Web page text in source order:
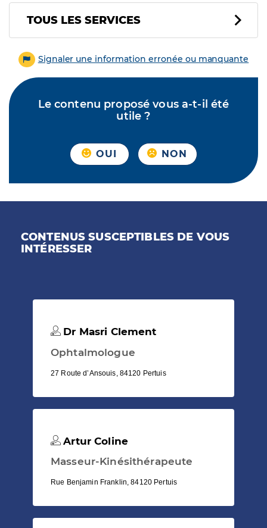
Tous les services
TOUS LES SERVICES
Signaler une information erronée ou manquante
Le contenu proposé vous a-t-il été
utile ?
OUI NON
CONTENUS SUSCEPTIBLES DE VOUS
INTÉRESSER
Dr Masri Clement
Ophtalmologue
27 Route d’Ansouis, 84120 Pertuis
Artur Coline
Masseur-Kinésithérapeute
Rue Benjamin Franklin, 84120 Pertuis